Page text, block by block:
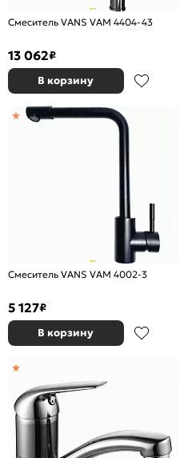
Смеситель VANS VAM 4404-43
13 062₽
В корзину
Смеситель VANS VAM 4002-3
5 127₽
В корзину